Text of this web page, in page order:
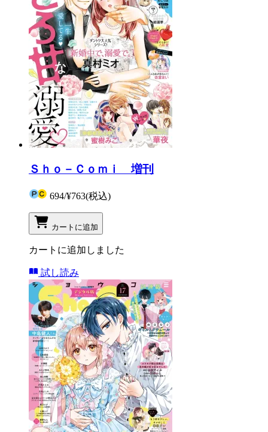
Ｓｈｏ－Ｃｏｍｉ 増刊
694/¥763(税込)
カートに追加
カートに追加しました
試し読み